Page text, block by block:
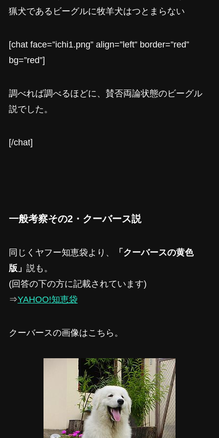
猟犬であるビーグルに牧羊犬はつとまらない
[chat face=”ichi1.png” align=”left” border=”red”
bg=”red”]
調べれば調べるほどに、賛否両論状態のビーグル
説でした。
[/chat]
一般考察その2・クーバース説
同じくヤフー知恵袋より、
「クーバースの黄色
版」 説も。
(回答の下の方に記載されています)
⇒YAHOO!知恵袋
クーバースの画像はこちら。